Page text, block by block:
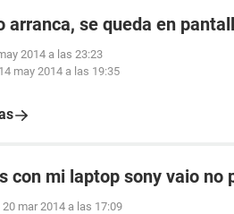
arranca, se queda en
2014 a las 23:23
14 may 2014 a las 19:35
con mi laptop sony vaio no
20 mar 2014 a las 17:09